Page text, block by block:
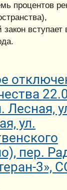
процентов
вступает
Лесная,
ул.
пер.
3»,